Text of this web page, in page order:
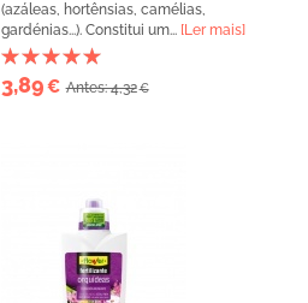
(azáleas, hortênsias, camélias,
gardénias...). Constitui um... [Ler mais]
3,89€ Antes: 4,32€